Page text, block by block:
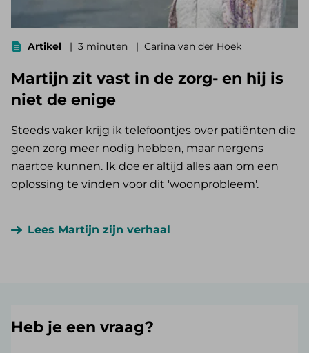
Artikel 3 minuten Carina van der Hoek
Martijn zit vast in de zorg- en hij is
niet de enige
Steeds vaker krijg ik telefoontjes over patiënten die
geen zorg meer nodig hebben, maar nergens
naartoe kunnen. Ik doe er altijd alles aan om een
oplossing te vinden voor dit 'woonprobleem'.
Lees Martijn zijn verhaal
Heb je een vraag?